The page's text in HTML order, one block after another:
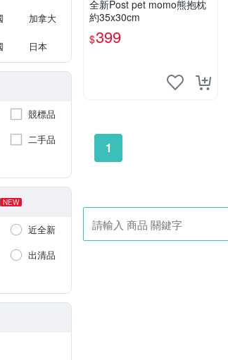
加拿大
日本
競標品
二手品
NEW
近全新
出清品
全新Post pet momo熊抱枕
約35x30cm
$399
1